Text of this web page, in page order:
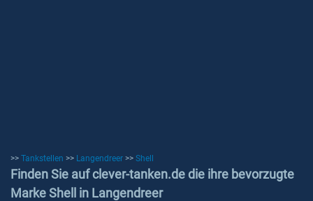
>> Tankstellen >> Langendreer >> Shell
Finden Sie auf clever-tanken.de die ihre bevorzugte
Marke Shell in Langendreer